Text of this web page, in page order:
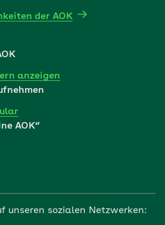
der AOK
anzeigen
AOK“
unseren sozialen Netzwerken: